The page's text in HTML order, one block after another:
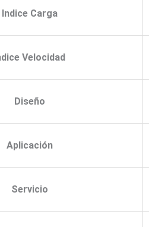
Indice Carga
Velocidad
Diseño
Aplicación
Servicio